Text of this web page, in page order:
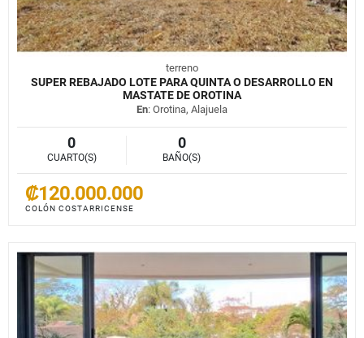
terreno
SUPER REBAJADO LOTE PARA QUINTA O DESARROLLO EN
MASTATE DE OROTINA
En: Orotina, Alajuela
0
CUARTO(S)
0
BAÑO(S)
₡120.000.000
COLÓN COSTARRICENSE